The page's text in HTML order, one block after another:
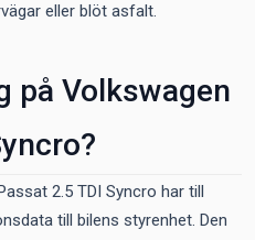
eller blöt asfalt.
på Volkswagen
2.5 TDI Syncro har till
till bilens styrenhet. Den